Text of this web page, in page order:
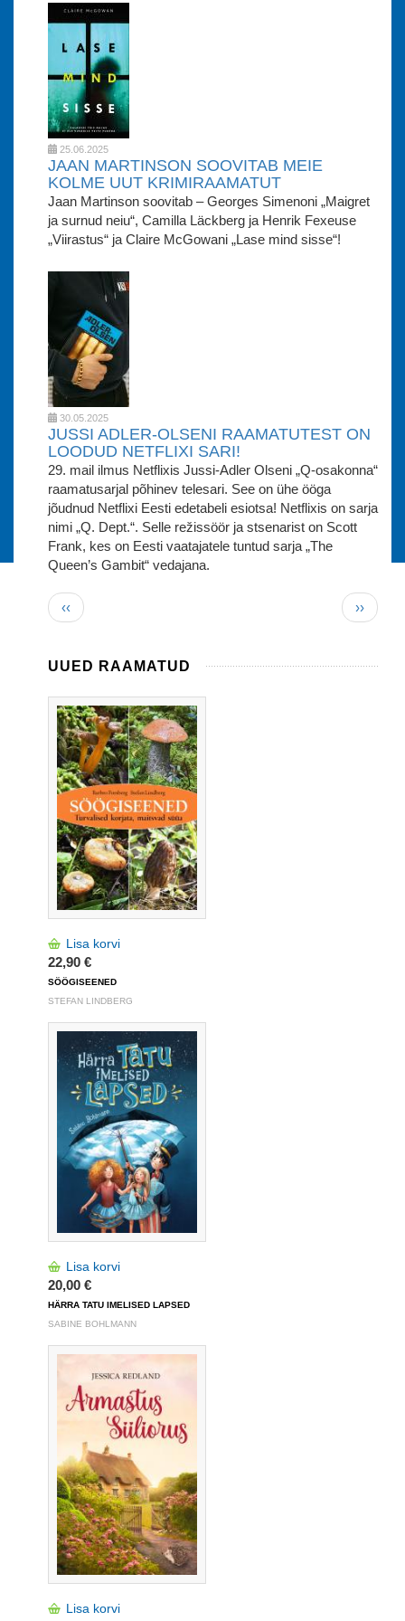
25.06.2025
JAAN MARTINSON SOOVITAB MEIE
KOLME UUT KRIMIRAAMATUT
Jaan Martinson soovitab – Georges Simenoni „Maigret
ja surnud neiu“, Camilla Läckberg ja Henrik Fexeuse
„Viirastus“ ja Claire McGowani „Lase mind sisse“!
30.05.2025
JUSSI ADLER-OLSENI RAAMATUTEST ON
LOODUD NETFLIXI SARI!
29. mail ilmus Netflixis Jussi-Adler Olseni „Q-osakonna“
raamatusarjal põhinev telesari. See on ühe ööga
jõudnud Netflixi Eesti edetabeli esiotsa! Netflixis on sarja
nimi „Q. Dept.“. Selle režissöör ja stsenarist on Scott
Frank, kes on Eesti vaatajatele tuntud sarja „The
Queen’s Gambit“ vedajana.
Pagination
Eelmine
leht
‹‹
leht
››
UUED RAAMATUD
Lisa korvi
22,90 €
SÖÖGISEENED
STEFAN LINDBERG
Lisa korvi
20,00 €
HÄRRA TATU IMELISED LAPSED
SABINE BOHLMANN
Lisa korvi